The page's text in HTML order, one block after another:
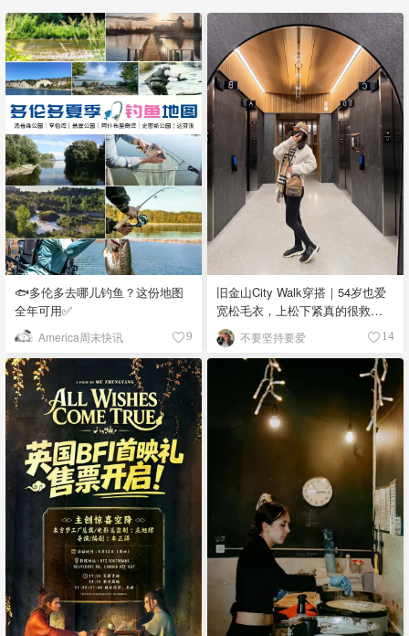
🐟多伦多去哪儿钓鱼？这份地图
全年可用✅
America周末快讯 9
旧金山City Walk穿搭｜54岁也爱
宽松毛衣，上松下紧真的很救比
例
不要坚持要爱 14